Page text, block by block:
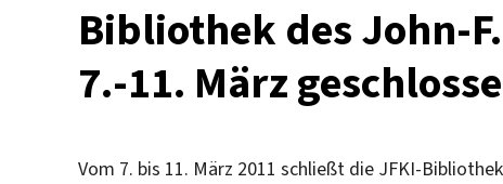
Bibliothek des John-
7.-11. März
Vom 7. bis 11. März 2011 schließt die JFKI-